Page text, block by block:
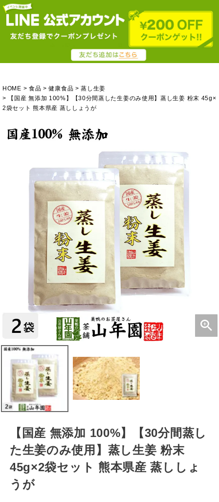
HOME 食品 健康食品
蒸し生姜
【国産 無添加 100%】【30分間蒸した生姜のみ使用】蒸し生姜 粉末 45g×
2袋セット 熊本県産 蒸ししょうが
【国産 無添加 100%】【30分間蒸し
た生姜のみ使用】蒸し生姜 粉末
45g×2袋セット 熊本県産 蒸ししょ
うが